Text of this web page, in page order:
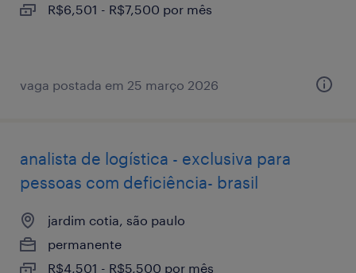
R$6,501 - R$7,500 por mês
vaga postada em 25 março 2026
analista de logística - exclusiva para
pessoas com deficiência- brasil
jardim cotia, são paulo
permanente
R$4,501 - R$5,500 por mês